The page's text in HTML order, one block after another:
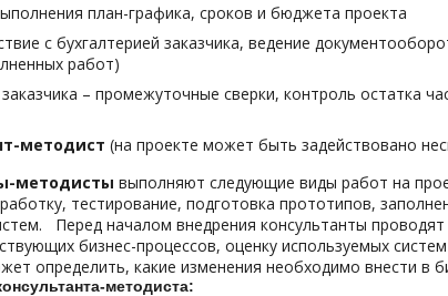
план-графика, сроков и бюджета проекта
с бухгалтерией заказчика, ведение
работ)
– промежуточные сверки, контроль остатка
методист (на проекте может быть задействовано
методисты выполняют следующие виды работ на
тестирование, подготовка прототипов,
Перед началом внедрения консультанты
бизнес-процессов, оценку используемых
определить, какие изменения необходимо внести в
методиста: